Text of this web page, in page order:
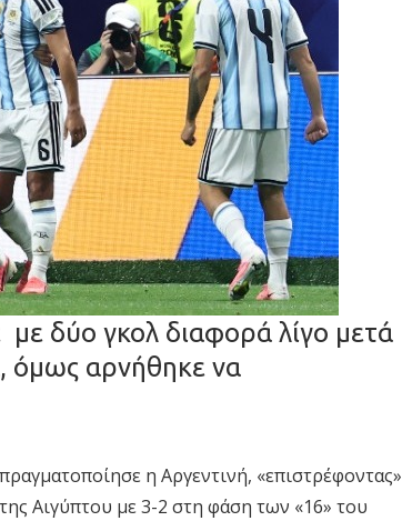
δύο γκολ διαφορά λίγο μετά
όμως αρνήθηκε να
η Αργεντινή, «επιστρέφοντας»
Αιγύπτου με 3-2 στη φάση των «16» του